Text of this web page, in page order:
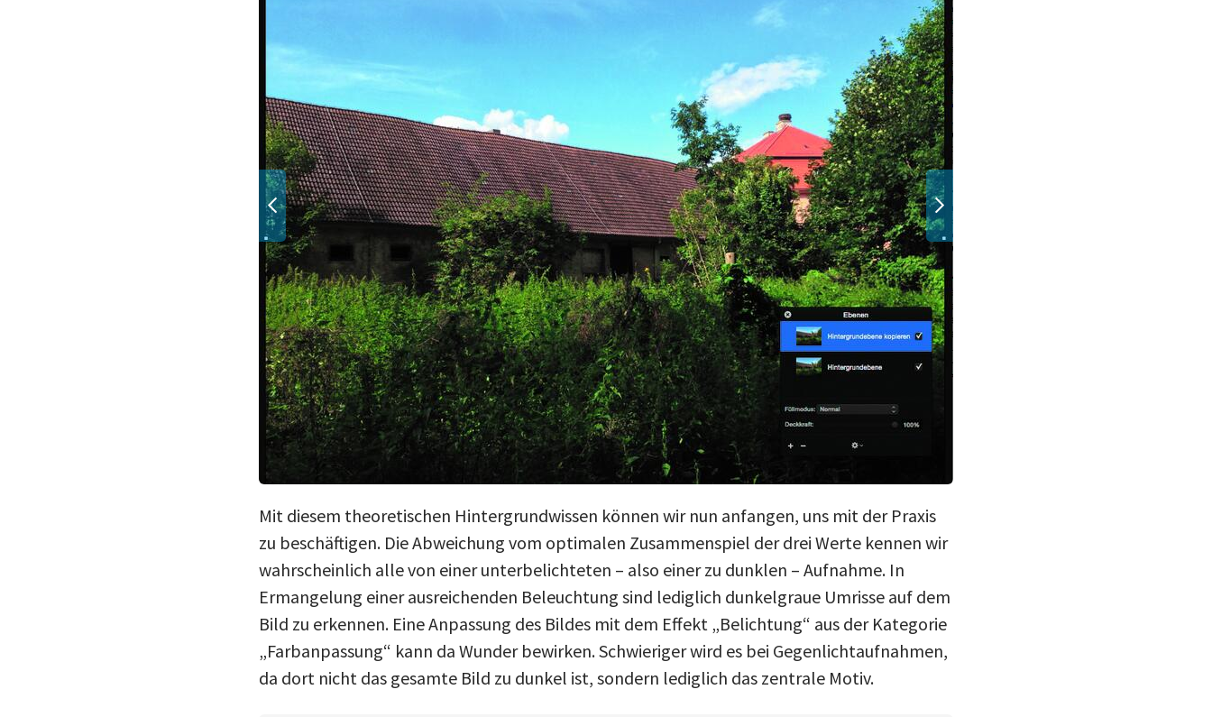
Mit diesem theoretischen Hintergrundwissen können wir nun anfangen, uns mit der Praxis
zu beschäftigen. Die Abweichung vom optimalen Zusammenspiel der drei Werte kennen wir
wahrscheinlich alle von einer unterbelichteten – also einer zu dunklen – Aufnahme. In
Ermangelung einer ausreichenden Beleuchtung sind lediglich dunkelgraue Umrisse auf dem
Bild zu erkennen. Eine Anpassung des Bildes mit dem Effekt „Belichtung“ aus der Kategorie
„Farbanpassung“ kann da Wunder bewirken. Schwieriger wird es bei Gegenlichtaufnahmen,
da dort nicht das gesamte Bild zu dunkel ist, sondern lediglich das zentrale Motiv.